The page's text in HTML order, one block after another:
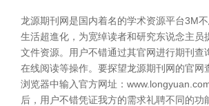
龙源期刊网是国内着名的学术资源平台3M
生活超進化，为宽绰读者和研究东说念主员
文件资源。用户不错通过其官网进行期刊查
在线阅读等操作。要探望龙源期刊网的官网
浏览器中输入官方网址：
后，用户不错凭证我方的需求礼聘不同的功